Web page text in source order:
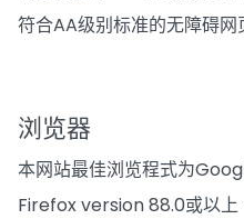
符合AA级别标准的无障碍网
浏览器
本网站最佳浏览程式为
Firefox version 88.0或以